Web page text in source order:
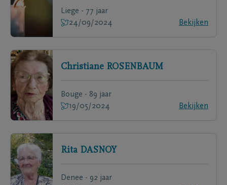
Liege - 77 jaar
24/09/2024
Bekijken
Christiane ROSENBAUM
Bouge - 89 jaar
19/05/2024
Bekijken
Rita DASNOY
Denee - 92 jaar